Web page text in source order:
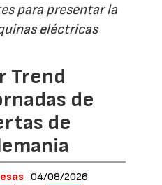
para presentar la
eléctricas
Trend
de
de
04/08/2026